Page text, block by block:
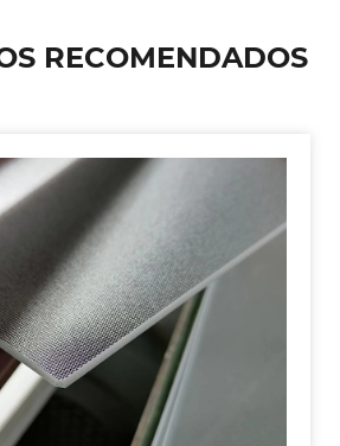
RECOMENDADOS